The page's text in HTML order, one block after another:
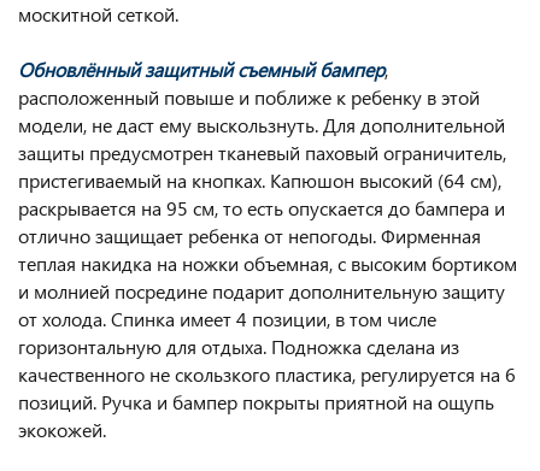
москитной сеткой.
Обновлённый защитный съемный бампер,
расположенный повыше и поближе к ребенку в этой
модели, не даст ему выскользнуть. Для дополнительной
защиты предусмотрен тканевый паховый ограничитель,
пристегиваемый на кнопках. Капюшон высокий (64 см),
раскрывается на 95 см, то есть опускается до бампера и
отлично защищает ребенка от непогоды. Фирменная
теплая накидка на ножки объемная, с высоким бортиком
и молнией посредине подарит дополнительную защиту
от холода. Спинка имеет 4 позиции, в том числе
горизонтальную для отдыха. Подножка сделана из
качественного не скользкого пластика, регулируется на 6
позиций. Ручка и бампер покрыты приятной на ощупь
экокожей.